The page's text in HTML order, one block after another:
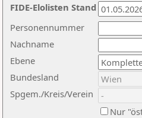
Nachname
Ebene
Personennummer
Bundesland
Spgem./Kreis/Verein
Nur
FIDE-Elolisten Stand